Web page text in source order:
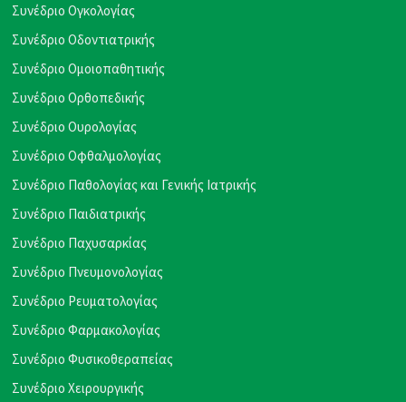
Συνέδριο Ογκολογίας
Συνέδριο Οδοντιατρικής
Συνέδριο Ομοιοπαθητικής
Συνέδριο Ορθοπεδικής
Συνέδριο Ουρολογίας
Συνέδριο Οφθαλμολογίας
Συνέδριο Παθολογίας και Γενικής Ιατρικής
Συνέδριο Παιδιατρικής
Συνέδριο Παχυσαρκίας
Συνέδριο Πνευμονολογίας
Συνέδριο Ρευματολογίας
Συνέδριο Φαρμακολογίας
Συνέδριο Φυσικοθεραπείας
Συνέδριο Χειρουργικής